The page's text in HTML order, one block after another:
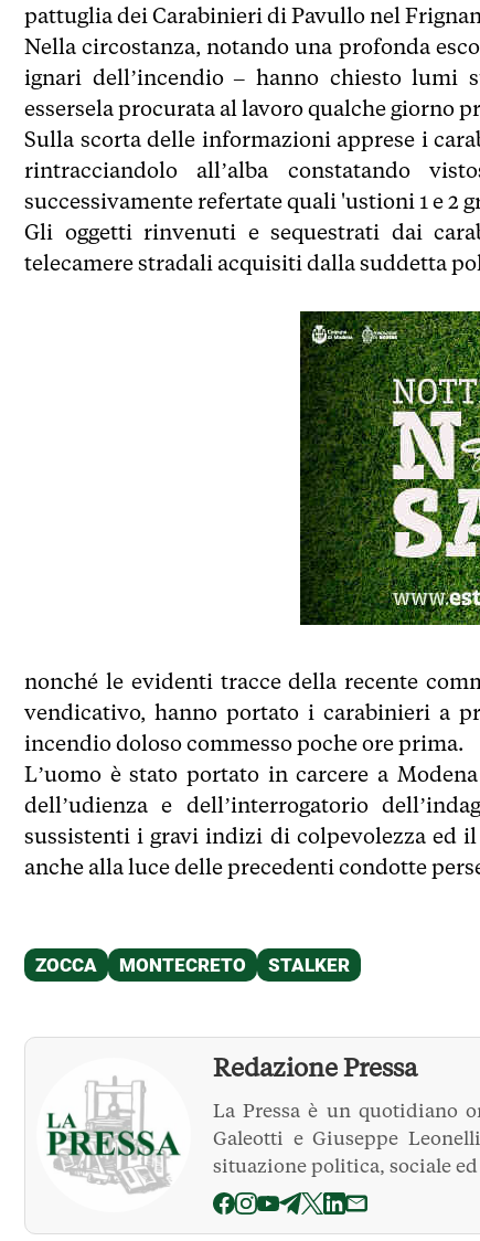
pattuglia dei Carabinieri di Pavullo nel
Nella circostanza, notando una profonda
ignari dell’incendio – hanno chiesto lumi
essersela procurata al lavoro qualche giorno
Sulla scorta delle informazioni apprese i
rintracciandolo all’alba constatando
successivamente refertate quali 'ustioni 1 e 2
Gli oggetti rinvenuti e sequestrati dai
telecamere stradali acquisiti dalla suddetta
nonché le evidenti tracce della recente
vendicativo, hanno portato i carabinieri a
incendio doloso commesso poche ore prima.
L’uomo è stato portato in carcere a
dell’udienza e dell’interrogatorio
sussistenti i gravi indizi di colpevolezza ed
anche alla luce delle precedenti condotte
Redazione Pressa
La Pressa è un quotidiano
Galeotti e Giuseppe
situazione politica, sociale